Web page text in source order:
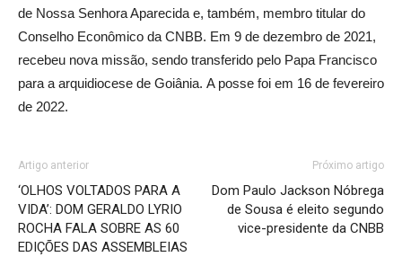
de Nossa Senhora Aparecida e, também, membro titular do
Conselho Econômico da CNBB. Em 9 de dezembro de 2021,
recebeu nova missão, sendo transferido pelo Papa Francisco
para a arquidiocese de Goiânia. A posse foi em 16 de fevereiro
de 2022.
Artigo anterior
‘OLHOS VOLTADOS PARA A
VIDA’: DOM GERALDO LYRIO
ROCHA FALA SOBRE AS 60
EDIÇÕES DAS ASSEMBLEIAS
Próximo artigo
Dom Paulo Jackson Nóbrega
de Sousa é eleito segundo
vice-presidente da CNBB